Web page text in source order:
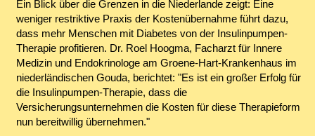
Ein Blick über die Grenzen in die Niederlande zeigt: Eine
weniger restriktive Praxis der Kostenübernahme führt dazu,
dass mehr Menschen mit Diabetes von der Insulinpumpen-
Therapie profitieren. Dr. Roel Hoogma, Facharzt für Innere
Medizin und Endokrinologe am Groene-Hart-Krankenhaus im
niederländischen Gouda, berichtet: "Es ist ein großer Erfolg für
die Insulinpumpen-Therapie, dass die
Versicherungsunternehmen die Kosten für diese Therapieform
nun bereitwillig übernehmen."